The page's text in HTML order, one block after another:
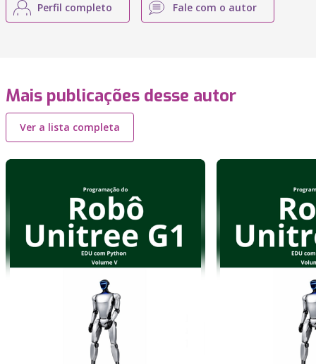
Perfil completo Fale com o autor
Mais publicações desse autor
Ver a lista completa